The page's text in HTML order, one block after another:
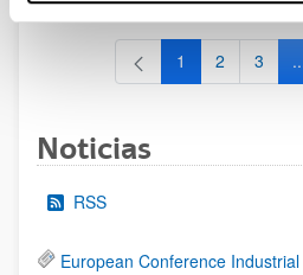
Página
1 Página
2 3
Noticias
RSS
European Conference